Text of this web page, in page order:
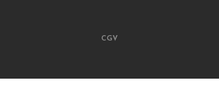
CGV